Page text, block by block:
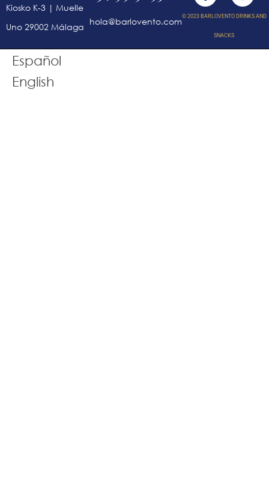
Kiosko K-3 | Muelle
Uno 29002 Málaga
hola@barlovento.com
© 2023 BARLOVENTO DRINKS AND
SNACKS
Español
English